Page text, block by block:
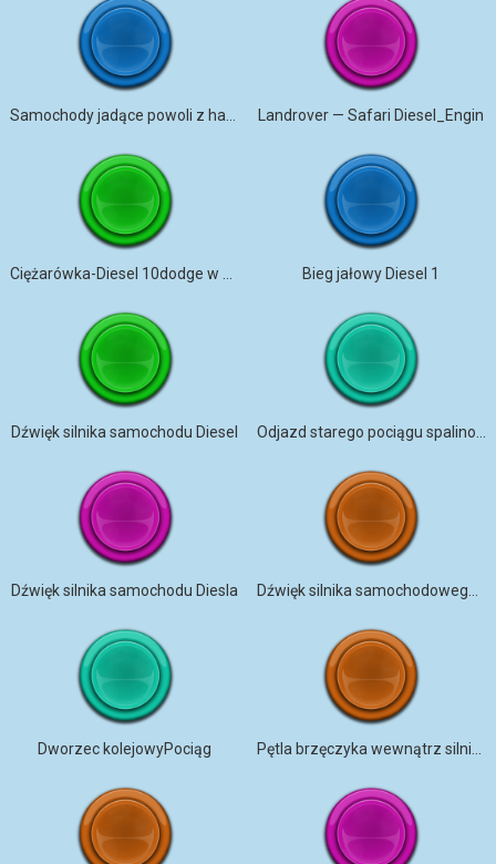
Landrover — Safari Diesel_Engin
Bieg jałowy Diesel 1
Dźwięk silnika samochodu Diesel
Dźwięk silnika samochodu Diesla
Dworzec kolejowyPociąg